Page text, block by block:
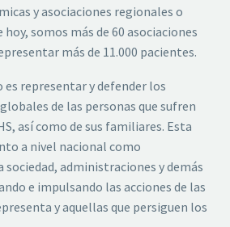
y asociaciones regionales o
somos más de 60 asociaciones
más de 11.000 pacientes.
representar y defender los
de las personas que sufren
así como de sus familiares. Esta
a nivel nacional como
administraciones y demás
e impulsando las acciones de las
y aquellas que persiguen los